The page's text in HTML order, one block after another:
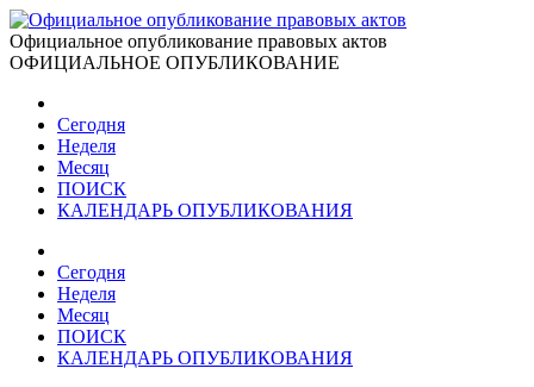
Официальное опубликование правовых актов
ОФИЦИАЛЬНОЕ ОПУБЛИКОВАНИЕ
Сегодня
Неделя
Месяц
ПОИСК
КАЛЕНДАРЬ ОПУБЛИКОВАНИЯ
Сегодня
Неделя
Месяц
ПОИСК
КАЛЕНДАРЬ ОПУБЛИКОВАНИЯ